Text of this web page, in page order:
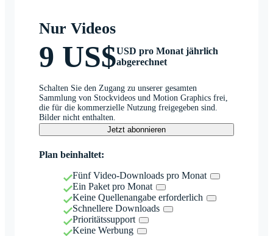
Nur Videos
9 US$USD pro Monat jährlich
abgerechnet
Schalten Sie den Zugang zu unserer gesamten
Sammlung von Stockvideos und Motion Graphics frei,
die für die kommerzielle Nutzung freigegeben sind.
Bilder nicht enthalten.
Jetzt abonnieren
Plan beinhaltet:
Fünf Video-Downloads pro Monat
Ein Paket pro Monat
Keine Quellenangabe erforderlich
Schnellere Downloads
Prioritätssupport
Keine Werbung